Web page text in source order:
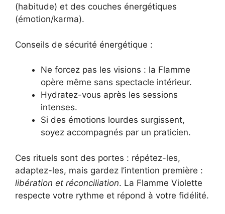
(habitude) et des couches énergétiques
(émotion/karma).
Conseils de sécurité énergétique :
Ne forcez pas les visions : la Flamme
opère même sans spectacle intérieur.
Hydratez-vous après les sessions
intenses.
Si des émotions lourdes surgissent,
soyez accompagnés par un praticien.
Ces rituels sont des portes : répétez-les,
adaptez-les, mais gardez l’intention première :
libération et réconciliation. La Flamme Violette
respecte votre rythme et répond à votre fidélité.